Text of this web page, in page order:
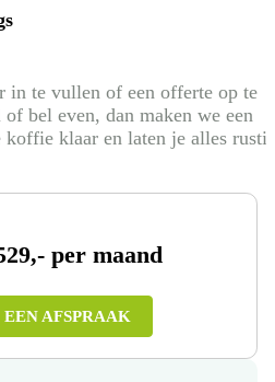
in te vullen of een offerte op te
bel even, dan maken we een
koffie klaar en laten je alles
per maand
AFSPRAAK